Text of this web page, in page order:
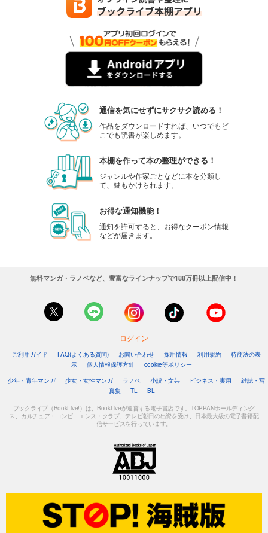
通信を気にせずにサクサク読める！
作品をダウンロードすれば、いつでもど
こでも読書が楽しめます。
本棚を作って本の整理ができる！
ジャンルや作家ごとなどに本を分類し
て、鍵もかけられます。
お得な通知機能！
通知を許可すると、お得なクーポン情報
などが届きます。
無料マンガ・ラノベなど、豊富なラインナップで188万冊以上配信中！
ログイン
ご利用ガイド FAQ(よくある質問) お問い合わせ 採用情報 利用規約
特商法の表
示
個人情報保護方針
cookie等ポリシー
少年・青年マンガ
少女・女性マンガ ラノベ 小説・文芸 ビジネス・実用
雑誌・写
真集
TL BL
ブックライブ（BookLive!）は、BookLiveが運営する電子書店です。TOPPANホールディング
ス、カルチュア・コンビニエンス・クラブ、テレビ朝日の出資を受け、日本最大級の電子書籍配
信サービスを行っています。